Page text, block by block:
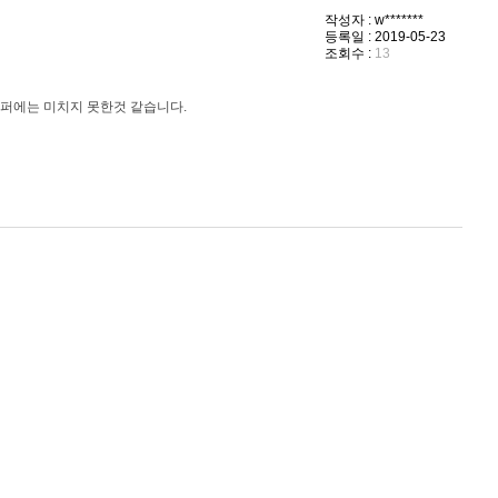
에는 미치지 못한것 같습니다.
작성자 : w*******
등록일 : 2019-05-23
조회수 : 13